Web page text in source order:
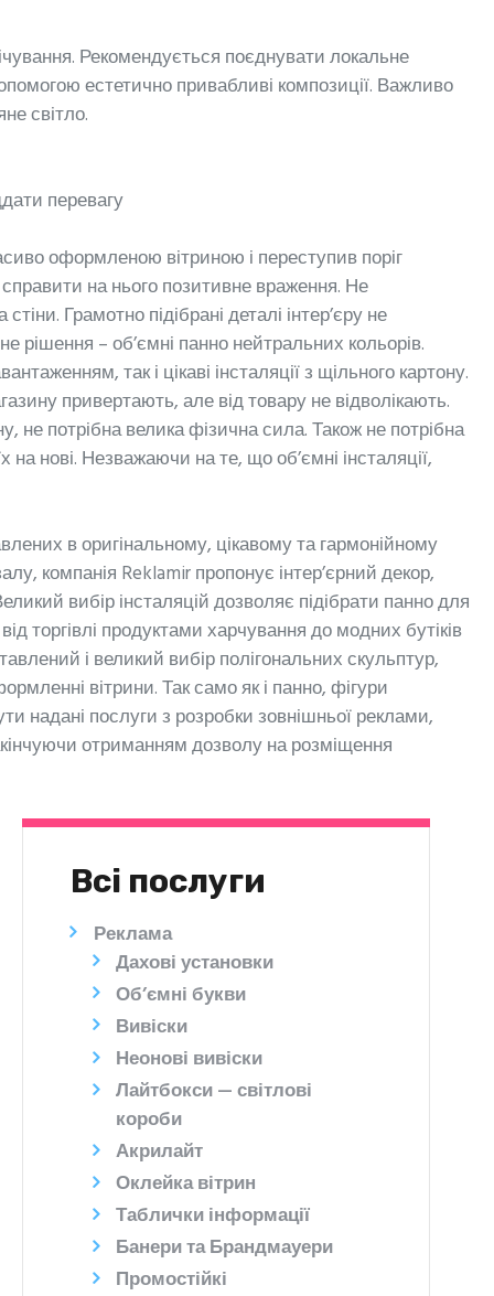
Рекомендується поєднувати локальне
естетично привабливі композиції. Важливо
світло.
перевагу
оформленою вітриною і переступив поріг
на нього позитивне враження. Не
Грамотно підібрані деталі інтер’єру не
рішення – об’ємні панно нейтральних кольорів.
так і цікаві інсталяції з щільного картону.
привертають, але від товару не відволікають.
не потрібна велика фізична сила. Також не потрібна
нові. Незважаючи на те, що об’ємні інсталяції,
в оригінальному, цікавому та гармонійному
компанія Reklamir пропонує інтер’єрний декор,
вибір інсталяцій дозволяє підібрати панно для
торгівлі продуктами харчування до модних бутіків
і великий вибір полігональних скульптур,
вітрини. Так само як і панно, фігури
надані послуги з розробки зовнішньої реклами,
отриманням дозволу на розміщення
Всі послуги
Реклама
Дахові установки
Об’ємні букви
Вивіски
Неонові вивіски
Лайтбокси — світлові
короби
Акрилайт
Оклейка вітрин
Таблички інформації
Банери та Брандмауери
Промостійкі